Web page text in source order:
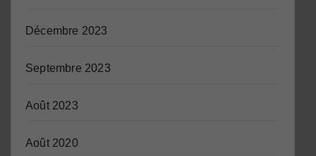
Décembre 2023
Septembre 2023
Août 2023
Août 2020